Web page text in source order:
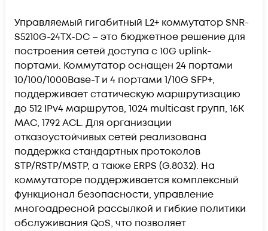
Управляемый гигабитный L2+ коммутатор SNR-
S5210G-24TX-DC – это бюджетное решение для
построения сетей доступа c 10G uplink-
портами. Коммутатор оснащен 24 портами
10/100/1000Base-T и 4 портами 1/10G SFP+,
поддерживает статическую маршрутизацию
до 512 IPv4 маршрутов, 1024 multicast групп, 16K
MAC, 1792 ACL. Для организации
отказоустойчивых сетей реализована
поддержка стандартных протоколов
STP/RSTP/MSTP, а также ERPS (G.8032). На
коммутаторе поддерживается комплексный
функционал безопасности, управление
многоадресной рассылкой и гибкие политики
обслуживания QoS, что позволяет